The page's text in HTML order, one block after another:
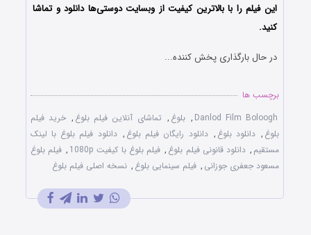
این فیلم را با بالاترین کیفیت از وبسایت دوستی‌ها دانلود و تماشا
کنید.
در حال بارگذاری پخش کننده...
برچسب ها
Danlod Film Boloogh
, بلوغ , تماشای آنلاین فیلم بلوغ , خرید فیلم
بلوغ , دانلود بلوغ , دانلود رایگان فیلم بلوغ , دانلود فیلم بلوغ با لینک
مستقیم , دانلود قانونی فیلم بلوغ , فیلم بلوغ با کیفیت 1080p , فیلم بلوغ
مسعود جعفری جوزانی , فیلم سینمایی بلوغ , نسخه اصلی فیلم بلوغ